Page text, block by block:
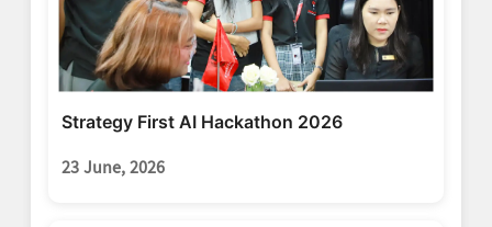
Strategy First AI Hackathon 2026
23 June, 2026